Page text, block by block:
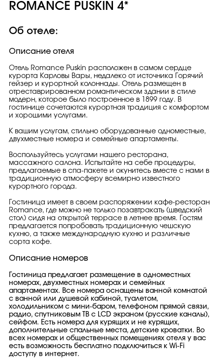
ROMANCE PUSKIN 4*
Об отеле:
Описание отеля
Отель Romance Puskin расположен в самом сердце
курорта Карловы Вары, недалеко от источника Горячий
гейзер и курортной колоннады. Oтель размещен в
отреставрированном романтическом здании в стиле
модерн, которое было построенное в 1899 году. В
гостинице сочетаются курортная традиция с комфортом
и хорошими услугами.
К вашим услугам, стильно оборудованные одноместные,
двухместные номера и семейные апартаменты.
Воспользуйтесь услугами нашего ресторана,
массажного салона. Испытайте на себе процедуры,
предлагаемые в спа-пакете и окунитесь вместе с нами в
традиционную атмосферу всемирно известного
курортного города.
Гостиница имеет в своем распоряжении кафе-ресторан
Romance, где можно не только позавтракать (шведский
стол) сидя на открытой террасе в летнее время. Гостям
предлагается попробовать традиционную чешскую
кухню, а также международную кухню и различные
сорта кофе.
Описание номеров
Гостиница предлагает размещение в одноместных
номерах, двухместных номерах и семейных
апартаментах. Все номера оснащены ванной комнатой
с ванной или душевой кабиной, туалетом,
холодильником c мини-баром, телефоном прямой связи,
радио, спутниковым ТВ с LCD экраном (русские каналы),
сейфом. Есть номера для курящих и не курящих,
дополнительные спальные места, детские кроватки. Во
всех номерах и общественных помещениях отеля у вас
есть возможность бесплатно подключиться к Wi-Fi
доступу в интернет.